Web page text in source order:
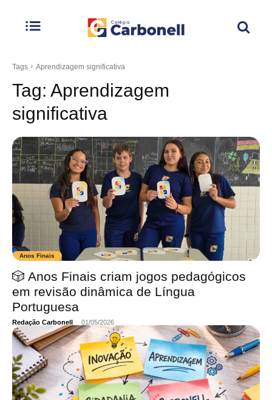
Tags Aprendizagem significativa
Tag: Aprendizagem
significativa
Anos Finais
🎲 Anos Finais criam jogos pedagógicos
em revisão dinâmica de Língua
Portuguesa
Redação Carbonell - 01/05/2026